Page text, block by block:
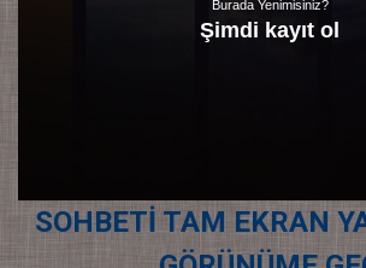
SOHBETİ TAM EKRAN